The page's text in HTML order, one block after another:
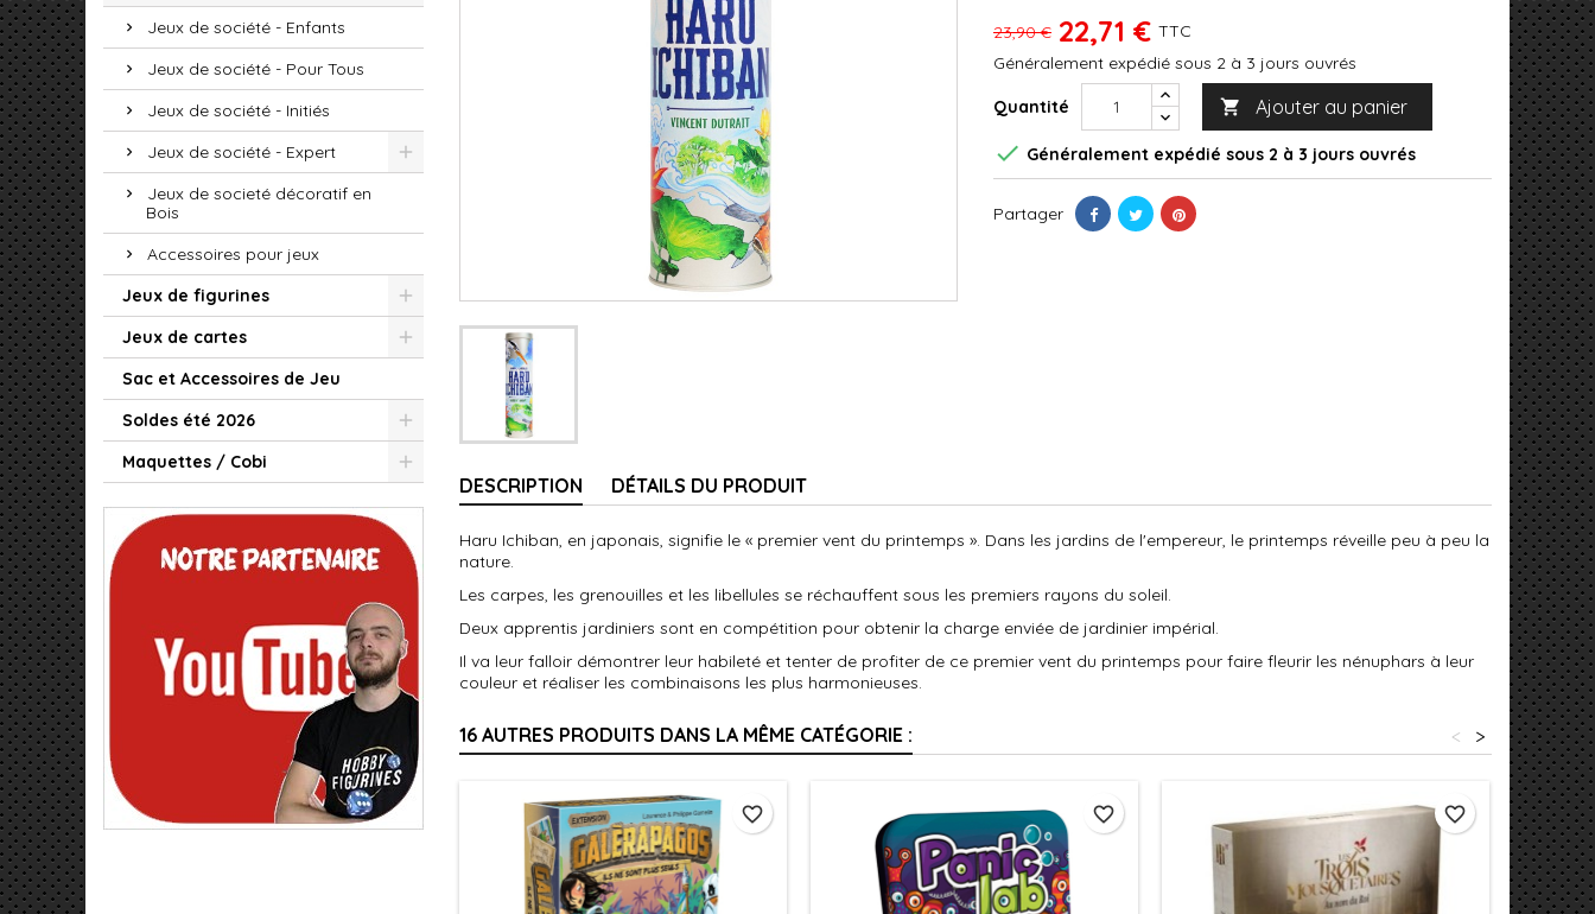
Jeux de société - Enfants
Jeux de société - Pour Tous
Jeux de société - Initiés
Jeux de société - Expert
Jeux de societé décoratif en
Bois
Accessoires pour jeux
Jeux de figurines
Jeux de cartes
Sac et Accessoires de Jeu
Soldes été 2026
Maquettes / Cobi
23,90 € 22,71 € TTC
Généralement expédié sous 2 à 3 jours ouvrés
Quantité  Ajouter au panier
 Généralement expédié sous 2 à 3 jours ouvrés
Partager
DESCRIPTION DÉTAILS DU PRODUIT
Haru Ichiban, en japonais, signifie le « premier vent du printemps ». Dans les jardins de l'empereur, le printemps réveille peu à peu la
nature.
Les carpes, les grenouilles et les libellules se réchauffent sous les premiers rayons du soleil.
Deux apprentis jardiniers sont en compétition pour obtenir la charge enviée de jardinier impérial.
Il va leur falloir démontrer leur habileté et tenter de profiter de ce premier vent du printemps pour faire fleurir les nénuphars à leur
couleur et réaliser les combinaisons les plus harmonieuses.
16 AUTRES PRODUITS DANS LA MÊME CATÉGORIE : >
<
favorite_border favorite_border favorite_border